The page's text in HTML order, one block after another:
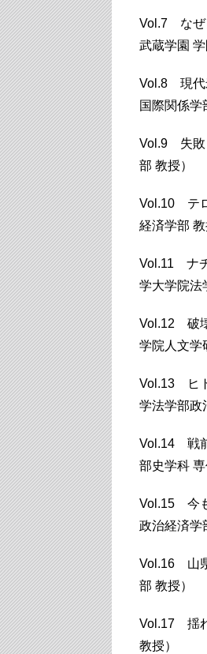
Vol.7 なぜ
武蔵学園 学
Vol.8 現代
国際関係学
Vol.9 失敗
部 教授）
Vol.10 テ
経済学部 教
Vol.11 ナ
学大学院法
Vol.12 破
学院人文学
Vol.13 ヒ
学法学部政
Vol.14 戦
部史学科 専
Vol.15 今
政治経済学
Vol.16 山
部 教授）
Vol.17 揺
教授）